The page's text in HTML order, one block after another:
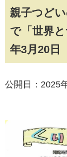
親子つど
で「世界
年3月20日
公開日：2025